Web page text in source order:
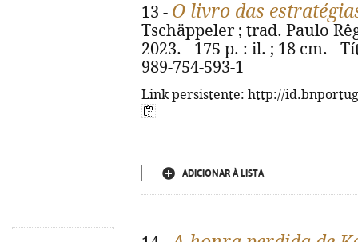
13 - O livro das
Tschäppeler ; trad. Paulo
2023. - 175 p. : il. ; 18 cm. -
989-754-593-1
Link persistente: http://
ADICIONAR À LISTA